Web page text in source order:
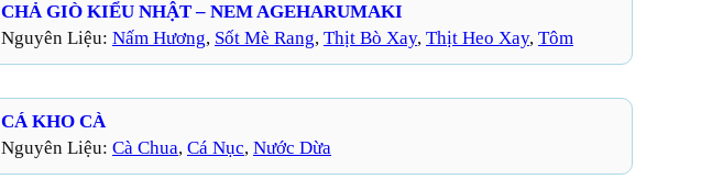
CHẢ GIÒ KIỂU NHẬT – NEM AGEHARUMAKI
Nguyên Liệu: Nấm Hương, Sốt Mè Rang, Thịt Bò Xay, Thịt Heo Xay, Tôm
CÁ KHO CÀ
Nguyên Liệu: Cà Chua, Cá Nục, Nước Dừa